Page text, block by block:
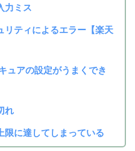
力ミス
リティによるエラー【楽天
ュアの設定がうまくでき
れ
限に達してしまっている